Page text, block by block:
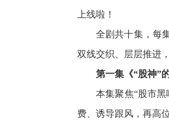
上线啦！
全剧共十集，每
双线交织、层层推进
第一集《“股神”
本集聚焦“股市
费、诱导跟风，再高